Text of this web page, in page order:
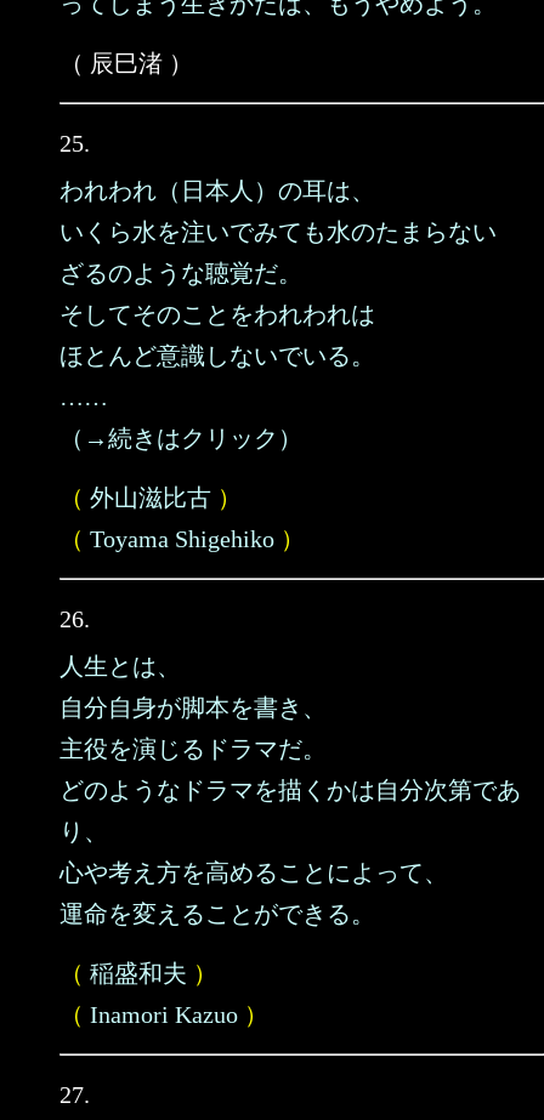
（ 辰巳渚 ）
25.
われわれ（日本人）の耳は、
いくら水を注いでみても水のたまらない
ざるのような聴覚だ。
そしてそのことをわれわれは
ほとんど意識しないでいる。
……
（→続きはクリック）
（ 外山滋比古 ）
（ Toyama Shigehiko ）
26.
人生とは、
自分自身が脚本を書き、
主役を演じるドラマだ。
どのようなドラマを描くかは自分次第であ
り、
心や考え方を高めることによって、
運命を変えることができる。
（ 稲盛和夫 ）
（ Inamori Kazuo ）
27.